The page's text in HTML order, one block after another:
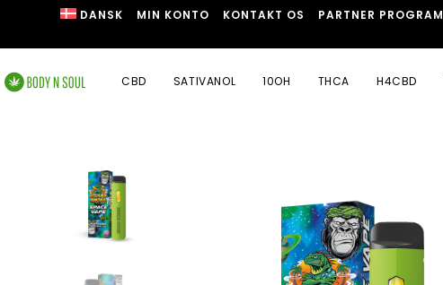
DANSK MIN KONTO KONTAKT OS PARTNER PROGRAM
CBD SATIVANOL 10OH THCA H4CBD